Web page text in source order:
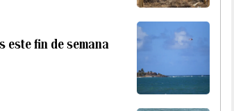
este fin de semana